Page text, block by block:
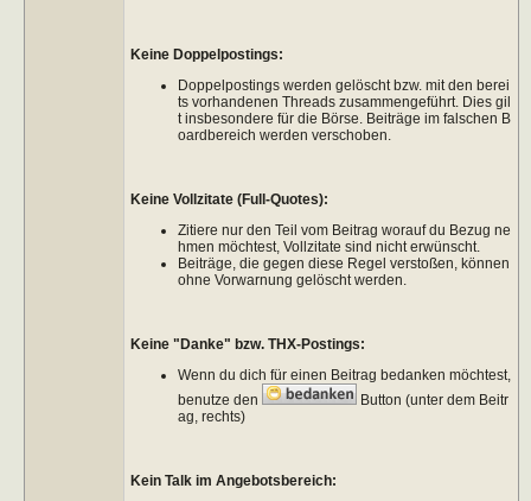
Keine Doppelpostings:
Doppelpostings werden gelöscht bzw. mit den berei
ts vorhandenen Threads zusammengeführt. Dies gil
t insbesondere für die Börse. Beiträge im falschen B
oardbereich werden verschoben.
Keine Vollzitate (Full-Quotes):
Zitiere nur den Teil vom Beitrag worauf du Bezug ne
hmen möchtest, Vollzitate sind nicht erwünscht.
Beiträge, die gegen diese Regel verstoßen, können
ohne Vorwarnung gelöscht werden.
Keine "Danke" bzw. THX-Postings:
Wenn du dich für einen Beitrag bedanken möchtest,
benutze den
Button (unter dem Beitr
ag, rechts)
Kein Talk im Angebotsbereich: